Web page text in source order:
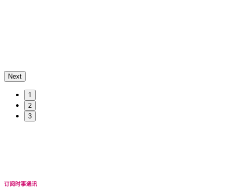
Next
1
2
3
订阅时事通讯